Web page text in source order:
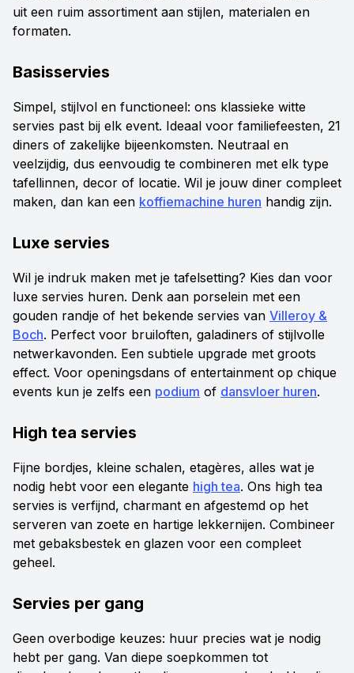
uit een ruim assortiment aan stijlen, materialen en
formaten.
Basisservies
Simpel, stijlvol en functioneel: ons klassieke witte
servies past bij elk event. Ideaal voor familiefeesten, 21
diners of zakelijke bijeenkomsten. Neutraal en
veelzijdig, dus eenvoudig te combineren met elk type
tafellinnen, decor of locatie. Wil je jouw diner compleet
maken, dan kan een koffiemachine huren handig zijn.
Luxe servies
Wil je indruk maken met je tafelsetting? Kies dan voor
luxe servies huren. Denk aan porselein met een
gouden randje of het bekende servies van Villeroy &
Boch. Perfect voor bruiloften, galadiners of stijlvolle
netwerkavonden. Een subtiele upgrade met groots
effect. Voor openingsdans of entertainment op chique
events kun je zelfs een podium of dansvloer huren.
High tea servies
Fijne bordjes, kleine schalen, etagères, alles wat je
nodig hebt voor een elegante high tea. Ons high tea
servies is verfijnd, charmant en afgestemd op het
serveren van zoete en hartige lekkernijen. Combineer
met gebaksbestek en glazen voor een compleet
geheel.
Servies per gang
Geen overbodige keuzes: huur precies wat je nodig
hebt per gang. Van diepe soepkommen tot